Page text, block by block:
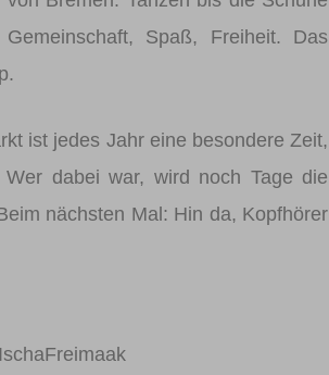
Spaß, Freiheit. Das
ist jedes Jahr eine besondere Zeit,
dabei war, wird noch Tage die
nächsten Mal: Hin da, Kopfhörer